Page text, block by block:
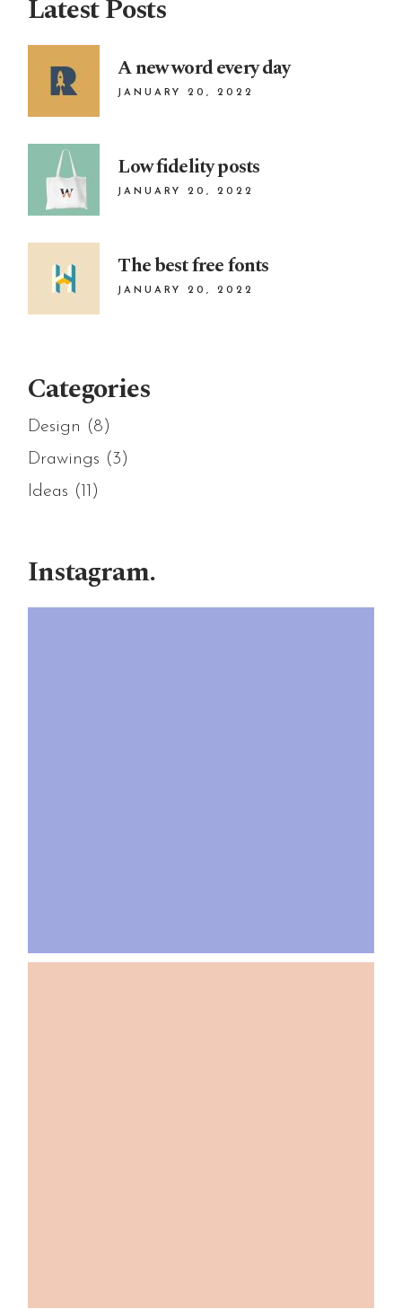
Latest Posts
A new word every day
JANUARY 20, 2022
Low fidelity posts
JANUARY 20, 2022
The best free fonts
JANUARY 20, 2022
Categories
Design (8)
Drawings (3)
Ideas (11)
Instagram.